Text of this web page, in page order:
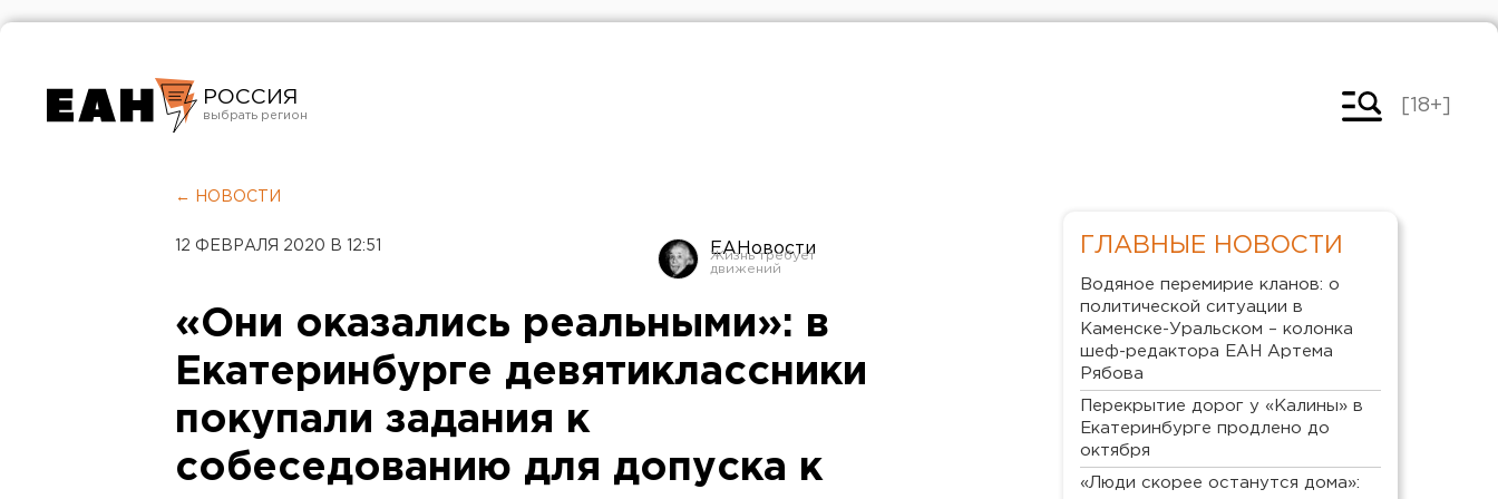
РОССИЯ
Челябинск
[18+]
← НОВОСТИ
12 ФЕВРАЛЯ 2020 В 12:51 ЕАНовости
«Они оказались реальными»: в
Екатеринбурге девятиклассники
покупали задания к
собеседованию для допуска к
ГЛАВНЫЕ НОВОСТИ
Водяное перемирие кланов: о
политической ситуации в
Каменске-Уральском – колонка
шеф-редактора ЕАН Артема
Рябова
Перекрытие дорог у «Калины» в
Екатеринбурге продлено до
октября
«Люди скорее останутся дома»: